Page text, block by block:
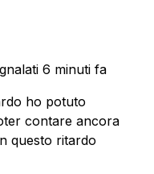
6 minuti fa
ho potuto
contare ancora
questo ritardo